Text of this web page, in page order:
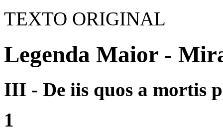
TEXTO ORIGINAL
Legenda Maior -
III - De iis quos a mortis
1